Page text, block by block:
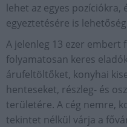
lehet az egyes
egyeztetésére is
A jelenleg 13 ezer embert
folyamatosan keres
árufeltöltőket, konyhai
henteseket, részleg- és
területére. A cég nemre,
tekintet nélkül várja a